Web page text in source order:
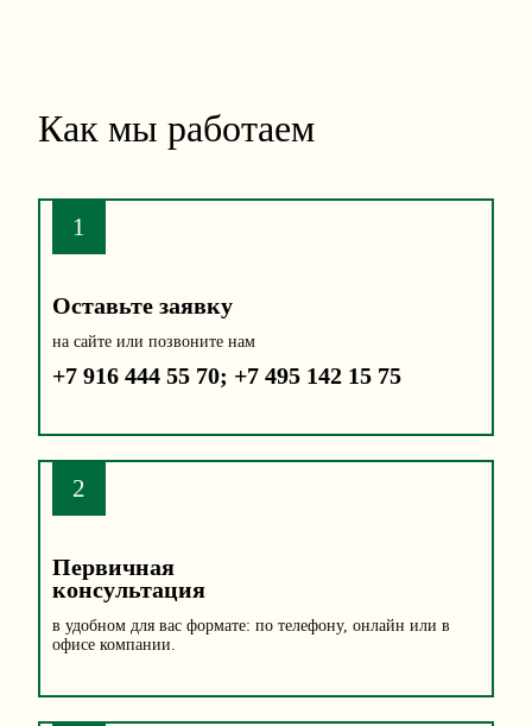
Как мы работаем
1
Оставьте заявку
на сайте или позвоните нам
+7 916 444 55 70; +7 495 142 15 75
2
Первичная
консультация
в удобном для вас формате: по телефону, онлайн или в
офисе компании.